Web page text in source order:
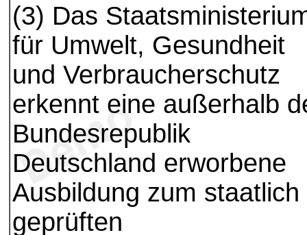
(3) Das
für Umwelt, Gesundheit
und Verbraucherschutz
erkennt eine außerhalb
Bundesrepublik
Deutschland erworbene
Ausbildung zum staatlich
geprüften